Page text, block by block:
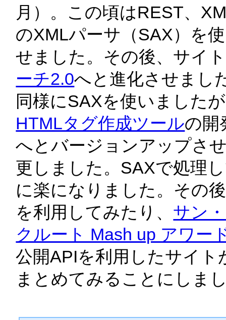
2008/01/26 ケータイメー
2008/01/25 マッシュアッ
した
2008/01/24 Flex入門のスラ
2008/01/21 頭脳戦である
ある
2008/01/20 インストール
る
2008/01/18 ギークなおっ
2008/01/14 「ZAPA PDF
月）。この頃はREST、
のXMLパーサ（SAX）を
せました。その後、サイ
ーチ2.0へと進化させまし
同様にSAXを使いました
HTMLタグ作成ツールの開
へとバージョンアップさ
更しました。SAXで処理
に楽になりました。その
を利用してみたり、 サン
クルート Mash up アワー
公開APIを利用したサイ
まとめてみることにしま